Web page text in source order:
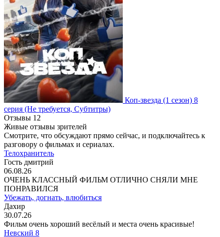
Коп-звезда (1 сезон) 8
серия (Не требуется, Субтитры)
Отзывы 12
Живые отзывы зрителей
Смотрите, что обсуждают прямо сейчас, и подключайтесь к
разговору о фильмах и сериалах.
Телохранитель
Гость дмитрий
06.08.26
ОЧЕНЬ КЛАССНЫЙ ФИЛЬМ ОТЛИЧНО СНЯЛИ МНЕ
ПОНРАВИЛСЯ
Убежать, догнать, влюбиться
Дахир
30.07.26
Фильм очень хороший весёлый и места очень красивые!
Невский 8